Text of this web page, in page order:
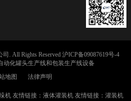
. All Rights Reserved 沪ICP备09087619号-4
动化罐头生产线和包装生产线设备
地图
法律声明
机友情链接： 液体灌装机友情链接： 灌装机